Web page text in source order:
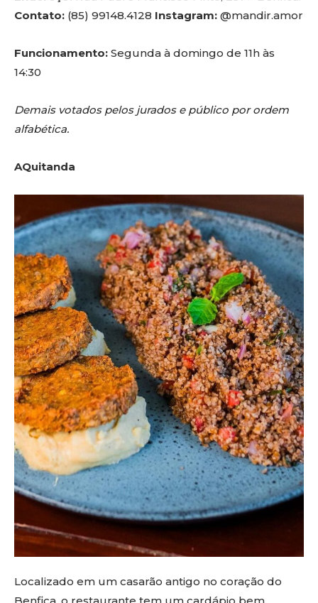
Contato: (85) 99148.4128 Instagram: @mandir.amor
Funcionamento: Segunda à domingo de 11h às
14:30
Demais votados pelos jurados e público por ordem
alfabética.
AQuitanda
Localizado em um casarão antigo no coração do